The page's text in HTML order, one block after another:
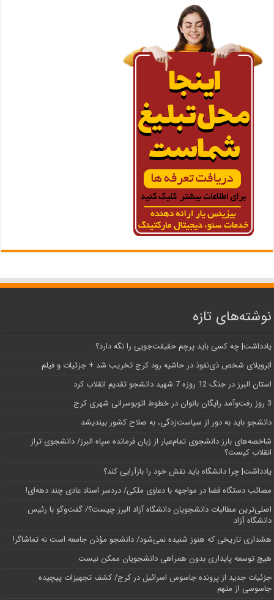
نوشته‌های تازه
یادداشت| ‌چه کسی باید پرچم حقیقت‌جویی را نگه دارد؟
اَبَر‌ویلای شخص ذی‌نفوذ در حاشیه‌ رود کرج تخریب شد + جزئیات و فیلم
استان البرز در جنگ 12 روزه 7 شهید دانشجو تقدیم انقلاب کرد
3 روز رفت‌وآمد رایگان بانوان در خطوط اتوبوسرانی شهری کرج
دانشجو باید به دور از سیاست‌زدگی، به صلاح کشور بیندیشد
شاخصه‌های بارز دانشجوی تمام‌عیار از زبان فرمانده سپاه البرز/ دانشجوی تراز
انقلاب کیست؟
یادداشت| چرا دانشگاه باید نقش خود را بازآرایی کند؟
مصائب دستگاه قضا در مواجهه با دعاوی ملکی/ دردسر اسناد عادی چند‌ دهه‌ای!
اصلی‌ترین مطالبات دانشجویان دانشگاه آزاد البرز چیست؟/ گفت‌وگو با رئیس
دانشگاه آز‌اد
هشداری تاریخی که هنوز شنیده نمی‌شود/ دانشجو مؤذن جامعه است نه تماشاگر!
هیچ توسعه پایداری بدون همراهی دانشجویان ممکن نیست
جزئیات جدید از پرونده جاسوس اسرائیل در کرج/‌ کشف تجهیزات پیچیده
جاسوسی از متهم